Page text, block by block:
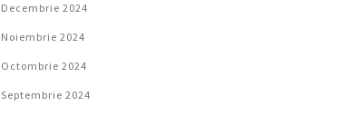
Decembrie 2024
Noiembrie 2024
Octombrie 2024
Septembrie 2024